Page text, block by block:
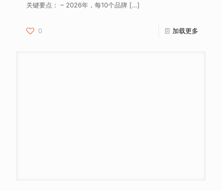
关键要点： – 2026年，每10个品牌 […]
0 加载更多